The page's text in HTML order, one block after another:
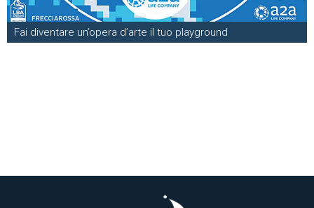
Fai diventare un’opera d’arte il tuo playground